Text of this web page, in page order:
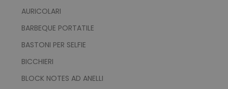
AURICOLARI
BARBEQUE PORTATILE
BASTONI PER SELFIE
BICCHIERI
BLOCK NOTES AD ANELLI